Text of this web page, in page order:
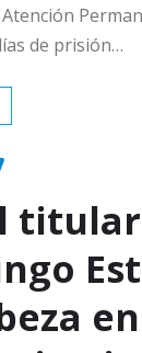
de prisión…